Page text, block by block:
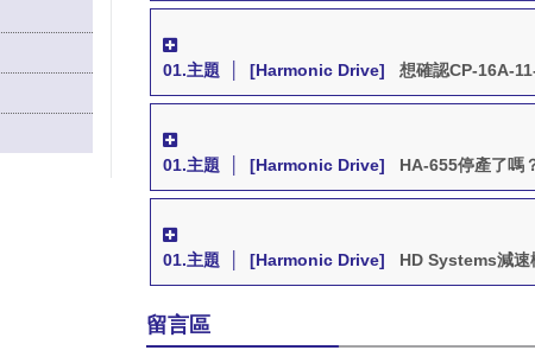
01.主題 │ [Harmonic Drive] 想確認CP-16A-
01.主題 │ [Harmonic Drive] HA-655停產了嗎
01.主題 │ [Harmonic Drive] HD Systems減速
留言區